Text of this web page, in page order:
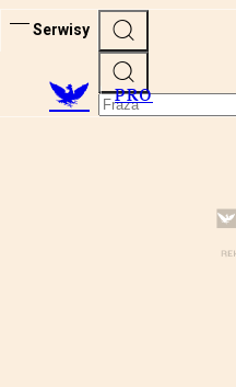
Serwisy
PRO